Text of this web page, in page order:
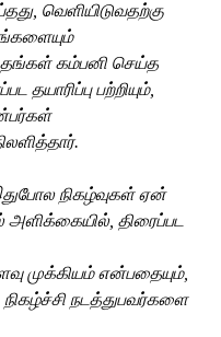
, வெளியிடுவதற்கு
தங்கள் கம்பனி செய்த
தயாரிப்பு பற்றியும்,
.
நிகழ்வுகள் ஏன்
அளிக்கையில், திரைப்பட
முக்கியம் என்பதையும்,
நிகழ்ச்சி நடத்துபவர்களை